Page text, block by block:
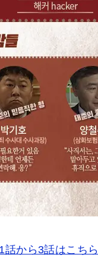
話から3話はこちら